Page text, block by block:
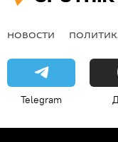
НОВОСТИ
Telegram